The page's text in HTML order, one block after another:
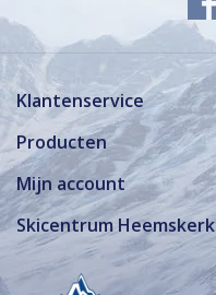
Klantenservice
Producten
Mijn account
Skicentrum Heemskerk